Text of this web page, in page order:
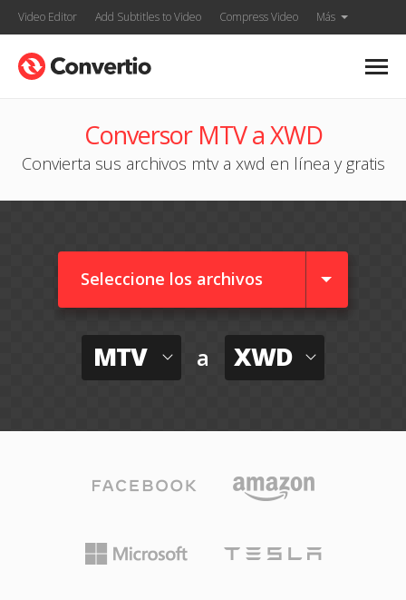
Video Editor Add Subtitles to Video Compress Video Más
Conversor MTV a XWD
Convierta sus archivos mtv a xwd en línea y gratis
Seleccione los archivos
MTV a XWD